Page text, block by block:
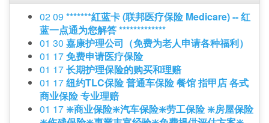
02 09 *******紅蓝卡 (联邦医疗保险 Medicare) -- 红
蓝一点通为您解答 *************
01 30 嘉康护理公司（免费为老人申请各种福利）
01 17免费申请医疗保险
01 17长期护理保险的购买和理赔
01 17纽约TLC保险 普通车保险 餐馆 指甲店 各式
商业保险 专业理赔
01 17❇️商业保险❇️汽车保险❇️劳工保险 ❇️房屋保险